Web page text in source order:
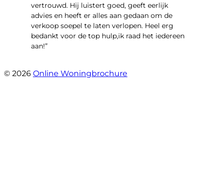
vertrouwd. Hij luistert goed, geeft eerlijk
advies en heeft er alles aan gedaan om de
verkoop soepel te laten verlopen. Heel erg
bedankt voor de top hulp,ik raad het iedereen
aan!”
© 2026 Online Woningbrochure